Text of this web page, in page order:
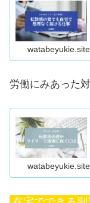
watabeyukie.site
労働にみあった
watabeyukie.site